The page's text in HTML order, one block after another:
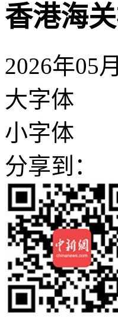
香港海
2026年05
大字体
小字体
分享到：